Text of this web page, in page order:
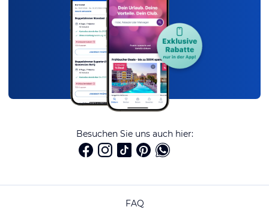
Besuchen Sie uns auch hier:
FAQ